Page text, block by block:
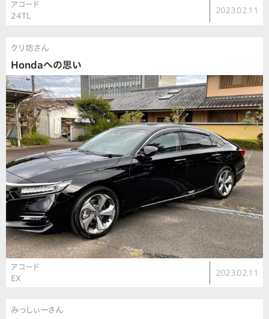
アコード
24TL
2023.02.11
クリ坊さん
Hondaへの思い
アコード
EX
2023.02.11
みっしぃーさん